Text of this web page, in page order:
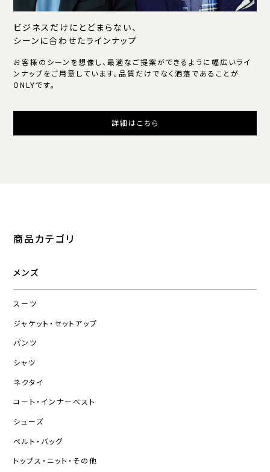
ビジネスだけにとどまらない、
シーンに合わせたラインナップ
お客様のシーンを想像し、最適なご提案ができるように幅広いライ
ンナップをご用意しています。品質だけでなく洒落であることが
ONLYです。
詳細はこちら
商品カテゴリ
メンズ
スーツ
ジャケット・セットアップ
パンツ
シャツ
ネクタイ
コート・インナーベスト
シューズ
ベルト・バッグ
トップス・ニット・その他